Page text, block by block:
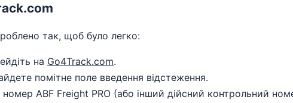
так, щоб було легко:
на Go4Track.com.
помітне поле введення відстеження.
номер ABF Freight PRO (або інший дійсний контрольний